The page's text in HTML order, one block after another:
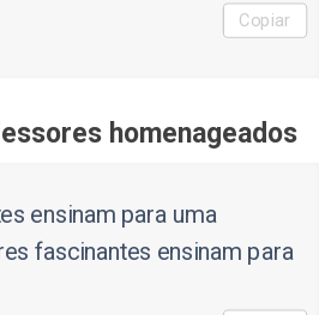
Copiar
homenageados
ensinam para uma
fascinantes ensinam para